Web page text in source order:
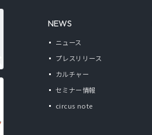
NEWS
ニュース
プレスリリース
カルチャー
セミナー情報
circus note